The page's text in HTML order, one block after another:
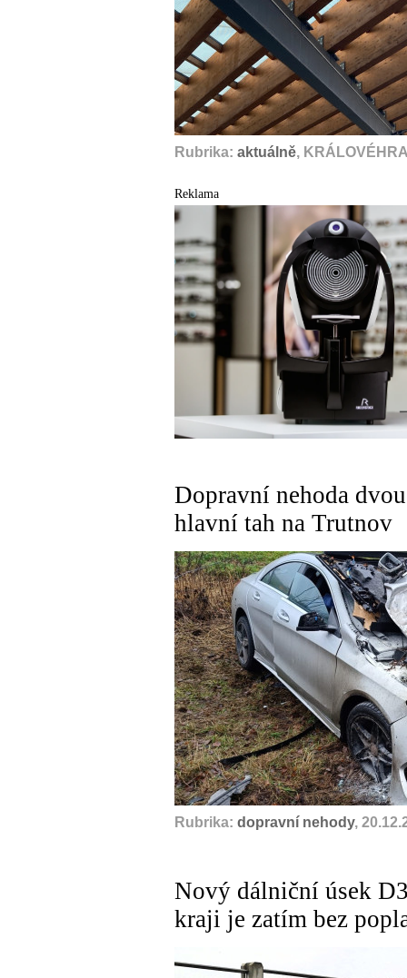
Rubrika: aktuálně,
Reklama
Dopravní nehoda
hlavní tah na Trutnov
Rubrika: dopravní nehody,
Nový dálniční úsek
kraji je zatím bez